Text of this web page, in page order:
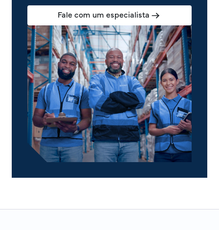
Fale com um especialista